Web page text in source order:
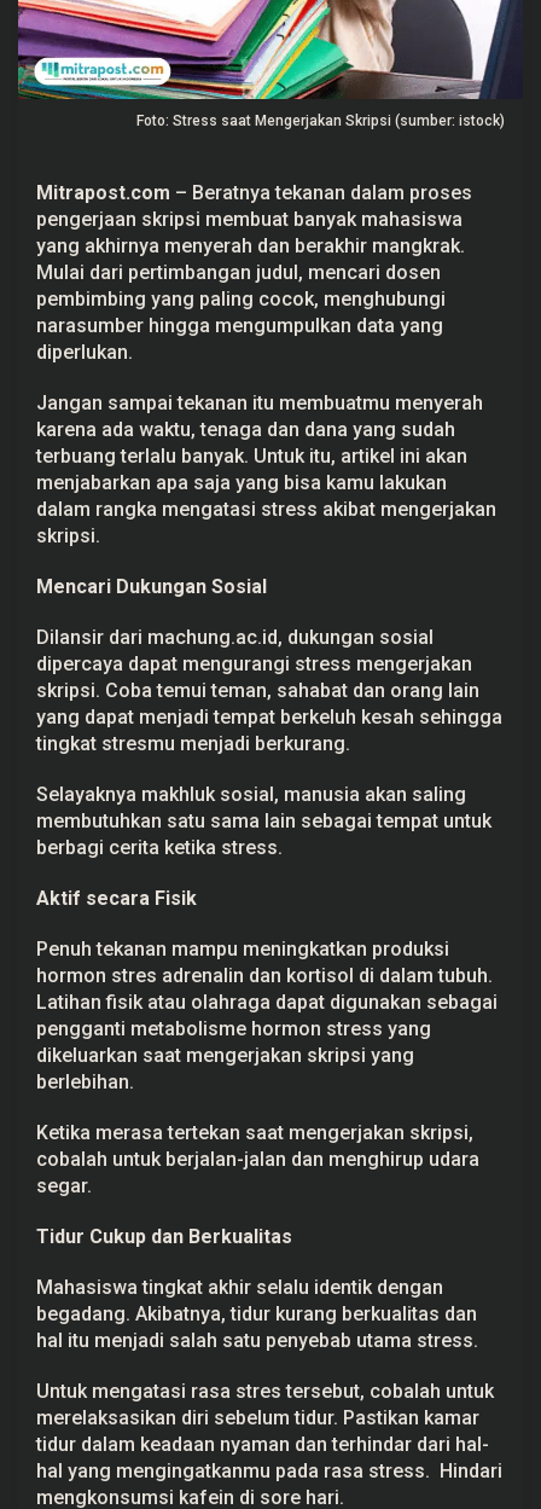
p
s
i
?
L
a
a
n
H
a
l
I
n
i
Foto: Stress saat Mengerjakan Skripsi (sumber: istock)
Mitrapost.com – Beratnya tekanan dalam proses
pengerjaan skripsi membuat banyak mahasiswa
yang akhirnya menyerah dan berakhir mangkrak.
Mulai dari pertimbangan judul, mencari dosen
pembimbing yang paling cocok, menghubungi
narasumber hingga mengumpulkan data yang
diperlukan.
Jangan sampai tekanan itu membuatmu menyerah
karena ada waktu, tenaga dan dana yang sudah
terbuang terlalu banyak. Untuk itu, artikel ini akan
menjabarkan apa saja yang bisa kamu lakukan
dalam rangka mengatasi stress akibat mengerjakan
skripsi.
Mencari Dukungan Sosial
Dilansir dari machung.ac.id, dukungan sosial
dipercaya dapat mengurangi stress mengerjakan
skripsi. Coba temui teman, sahabat dan orang lain
yang dapat menjadi tempat berkeluh kesah sehingga
tingkat stresmu menjadi berkurang.
Selayaknya makhluk sosial, manusia akan saling
membutuhkan satu sama lain sebagai tempat untuk
berbagi cerita ketika stress.
Aktif secara Fisik
Penuh tekanan mampu meningkatkan produksi
hormon stres adrenalin dan kortisol di dalam tubuh.
Latihan fisik atau olahraga dapat digunakan sebagai
pengganti metabolisme hormon stress yang
dikeluarkan saat mengerjakan skripsi yang
berlebihan.
Ketika merasa tertekan saat mengerjakan skripsi,
cobalah untuk berjalan-jalan dan menghirup udara
segar.
Tidur Cukup dan Berkualitas
Mahasiswa tingkat akhir selalu identik dengan
begadang. Akibatnya, tidur kurang berkualitas dan
hal itu menjadi salah satu penyebab utama stress.
Untuk mengatasi rasa stres tersebut, cobalah untuk
merelaksasikan diri sebelum tidur. Pastikan kamar
tidur dalam keadaan nyaman dan terhindar dari hal-
hal yang mengingatkanmu pada rasa stress. Hindari
mengkonsumsi kafein di sore hari.